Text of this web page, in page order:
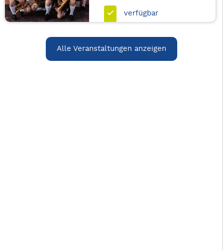
verfügbar
Alle Veranstaltungen anzeigen